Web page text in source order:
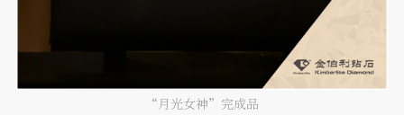
“月光女神”完成品